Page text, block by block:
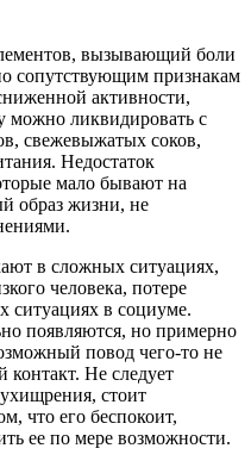
вызывающий боли
сопутствующим признакам
активности,
можно ликвидировать с
свежевыжатых соков,
Недостаток
мало бывают на
образ жизни, не
в сложных ситуациях,
человека, потере
в социуме.
появляются, но примерно
повод чего-то не
контакт. Не следует
стоит
что его беспокоит,
ее по мере возможности.